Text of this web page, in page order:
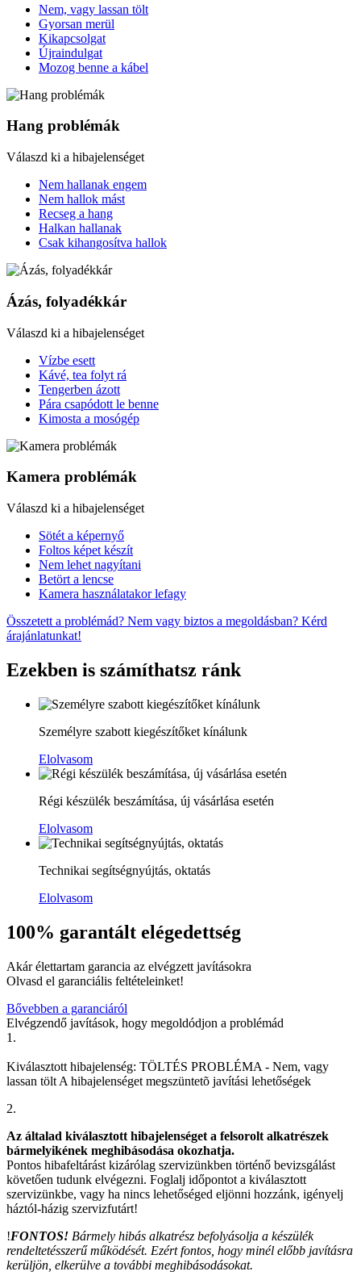
Nem, vagy lassan tölt
Gyorsan merül
Kikapcsolgat
Újraindulgat
Mozog benne a kábel
Hang problémák
Válaszd ki a hibajelenséget
Nem hallanak engem
Nem hallok mást
Recseg a hang
Halkan hallanak
Csak kihangosítva hallok
Ázás, folyadékkár
Válaszd ki a hibajelenséget
Vízbe esett
Kávé, tea folyt rá
Tengerben ázott
Pára csapódott le benne
Kimosta a mosógép
Kamera problémák
Válaszd ki a hibajelenséget
Sötét a képernyő
Foltos képet készít
Nem lehet nagyítani
Betört a lencse
Kamera használatakor lefagy
Összetett a problémád? Nem vagy biztos a megoldásban? Kérd
árajánlatunkat!
Ezekben is számíthatsz ránk
Személyre szabott kiegészítőket kínálunk
Elolvasom
Régi készülék beszámítása, új vásárlása esetén
Elolvasom
Technikai segítségnyújtás, oktatás
Elolvasom
100% garantált elégedettség
Akár élettartam garancia az elvégzett javításokra
Olvasd el garanciális feltételeinket!
Bővebben a garanciáról
Elvégzendő javítások, hogy megoldódjon a problémád
1.
Kiválasztott hibajelenség: TÖLTÉS PROBLÉMA - Nem, vagy
lassan tölt A hibajelenséget megszüntetõ javítási lehetőségek
2.
Az általad kiválasztott hibajelenséget a felsorolt alkatrészek
bármelyikének meghibásodása okozhatja.
Pontos hibafeltárást kizárólag szervizünkben történő bevizsgálást
követően tudunk elvégezni. Foglalj időpontot a kiválasztott
szervizünkbe, vagy ha nincs lehetőséged eljönni hozzánk, igényelj
háztól-házig szervizfutárt!
!FONTOS! Bármely hibás alkatrész befolyásolja a készülék
rendeltetésszerű működését. Ezért fontos, hogy minél előbb javításra
kerüljön, elkerülve a további meghibásodásokat.